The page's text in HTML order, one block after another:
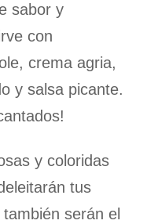
sabor y
con
crema agria,
y salsa picante.
y coloridas
tus
serán el